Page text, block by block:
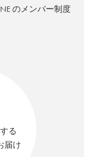
のメンバー制度
る
届け